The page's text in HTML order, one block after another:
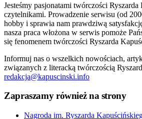
Jesteśmy pasjonatami twórczości
czytelnikami. Prowadzenie serwisu (od
hobby i sprawia nam prawdziwą
nasza praca włożona w serwis pomoże
się fenomenem twórczości Ryszarda
Informuj nas o wszelkich nowościach,
związanych z literacką twórczością
redakcja@kapuscinski.info
Zapraszamy również na strony
Nagroda im. Ryszarda